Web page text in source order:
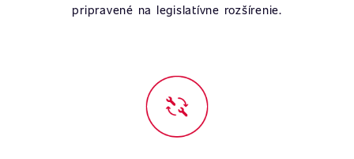
pripravené na legislatívne rozšírenie.